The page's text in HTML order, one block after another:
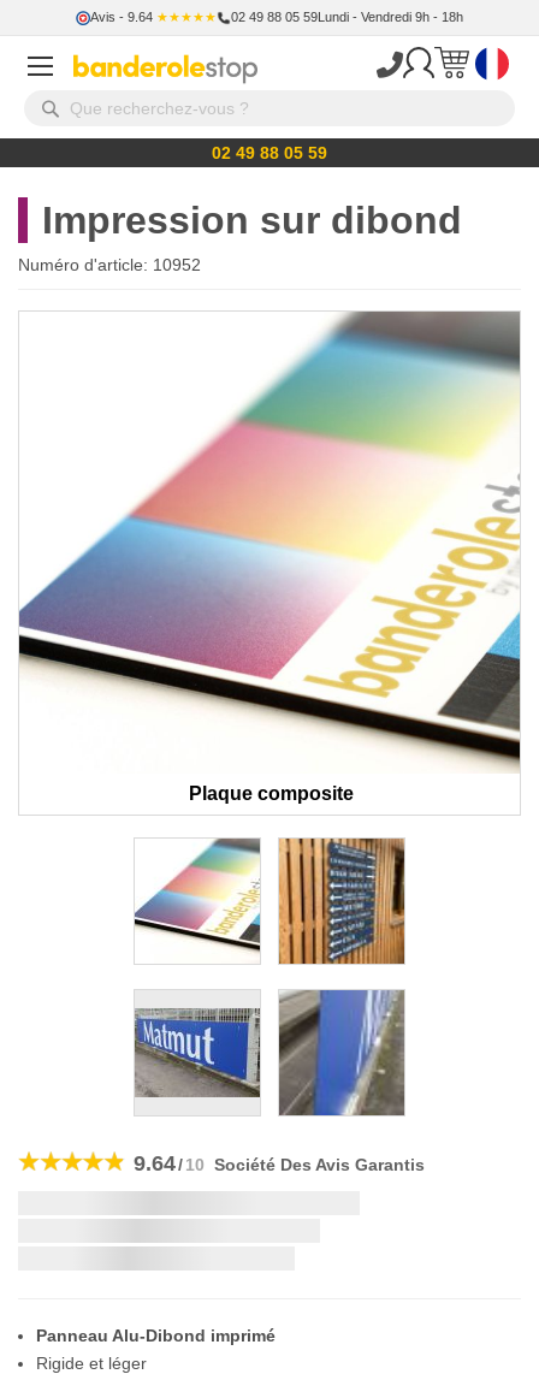
Avis - 9.64 ★★★★★ 02 49 88 05 59Lundi - Vendredi 9h - 18h
02 49 88 05 59
Impression sur dibond
Numéro d'article: 10952
Plaque composite
to
9.64/10 Société Des Avis Garantis
Panneau Alu-Dibond imprimé
Rigide et léger